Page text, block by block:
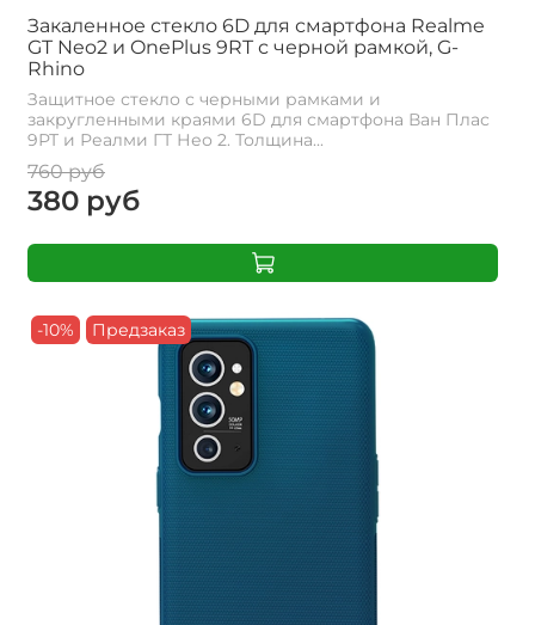
Закаленное стекло 6D для смартфона Realme
GT Neo2 и OnePlus 9RT с черной рамкой, G-
Rhino
Защитное стекло с черными рамками и
закругленными краями 6D для смартфона Ван Плас
9РТ и Реалми ГТ Нео 2. Толщина...
760 руб
380 руб
-10% Предзаказ